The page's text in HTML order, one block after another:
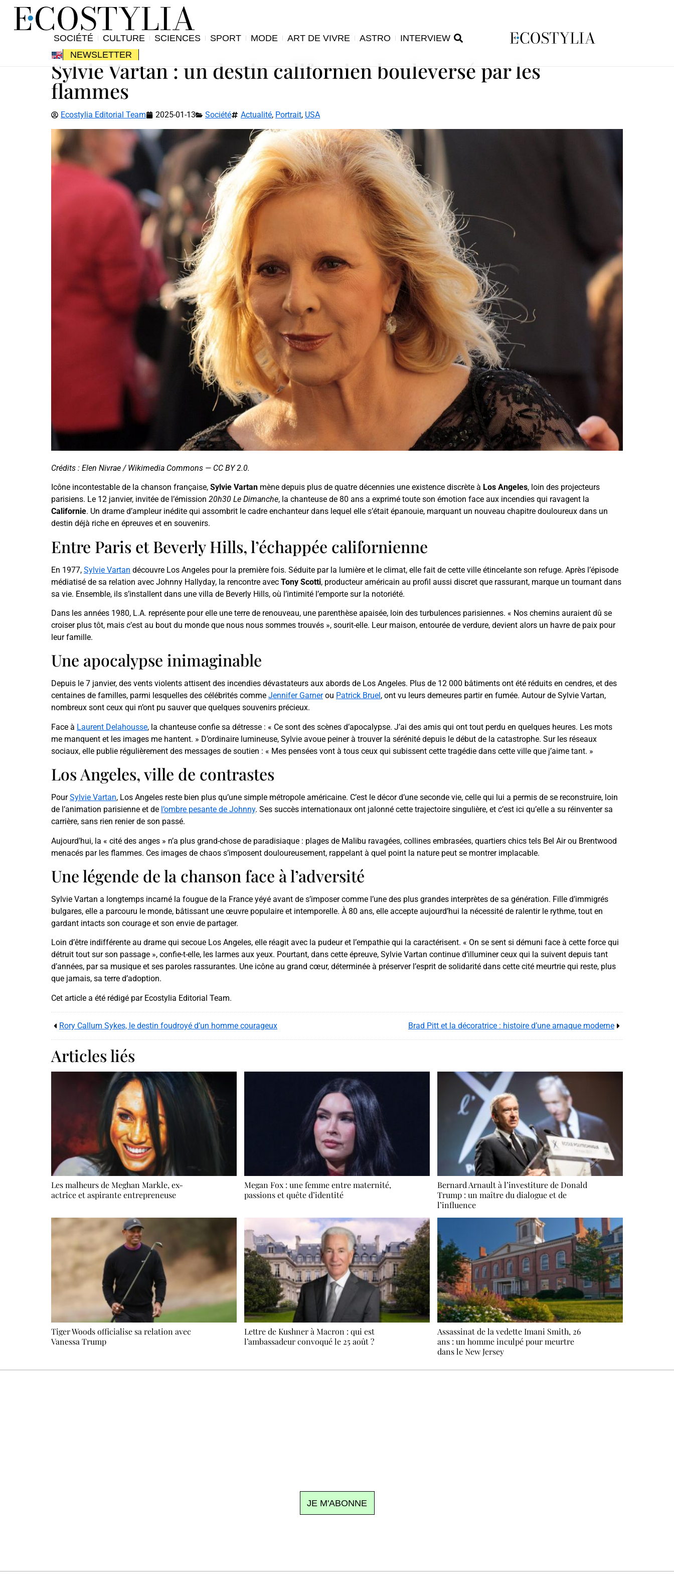
SOCIÉTÉ CULTURE SCIENCES SPORT MODE ART DE VIVRE ASTRO
INTERVIEW
NEWSLETTER
Sylvie Vartan : un destin californien bouleversé par les
flammes
Ecostylia Editorial Team 2025-01-13 Société Actualité, Portrait, USA
Crédits : Elen Nivrae / Wikimedia Commons — CC BY 2.0.
Icône incontestable de la chanson française, Sylvie Vartan mène depuis plus de quatre décennies une existence discrète à Los Angeles, loin des projecteurs
parisiens. Le 12 janvier, invitée de l’émission 20h30 Le Dimanche, la chanteuse de 80 ans a exprimé toute son émotion face aux incendies qui ravagent la
Californie. Un drame d’ampleur inédite qui assombrit le cadre enchanteur dans lequel elle s’était épanouie, marquant un nouveau chapitre douloureux dans un
destin déjà riche en épreuves et en souvenirs.
Entre Paris et Beverly Hills, l’échappée californienne
En 1977, Sylvie Vartan découvre Los Angeles pour la première fois. Séduite par la lumière et le climat, elle fait de cette ville étincelante son refuge. Après l’épisode
médiatisé de sa relation avec Johnny Hallyday, la rencontre avec Tony Scotti, producteur américain au profil aussi discret que rassurant, marque un tournant dans
sa vie. Ensemble, ils s’installent dans une villa de Beverly Hills, où l’intimité l’emporte sur la notoriété.
Dans les années 1980, L.A. représente pour elle une terre de renouveau, une parenthèse apaisée, loin des turbulences parisiennes. « Nos chemins auraient dû se
croiser plus tôt, mais c’est au bout du monde que nous nous sommes trouvés », sourit-elle. Leur maison, entourée de verdure, devient alors un havre de paix pour
leur famille.
Une apocalypse inimaginable
Depuis le 7 janvier, des vents violents attisent des incendies dévastateurs aux abords de Los Angeles. Plus de 12 000 bâtiments ont été réduits en cendres, et des
centaines de familles, parmi lesquelles des célébrités comme Jennifer Garnerou Patrick Bruel , ont vu leurs demeures partir en fumée. Autour de Sylvie Vartan,
nombreux sont ceux qui n’ont pu sauver que quelques souvenirs précieux.
Face à Laurent Delahousse, la chanteuse confie sa détresse : « Ce sont des scènes d’apocalypse. J’ai des amis qui ont tout perdu en quelques heures. Les mots
me manquent et les images me hantent. » D’ordinaire lumineuse, Sylvie avoue peiner à trouver la sérénité depuis le début de la catastrophe. Sur les réseaux
sociaux, elle publie régulièrement des messages de soutien : « Mes pensées vont à tous ceux qui subissent cette tragédie dans cette ville que j’aime tant. »
Los Angeles, ville de contrastes
PourSylvie Vartan, Los Angeles reste bien plus qu’une simple métropole américaine. C’est le décor d’une seconde vie, celle qui lui a permis de se reconstruire, loin
de l’animation parisienne et de l’ombre pesante de Johnny. Ses succès internationaux ont jalonné cette trajectoire singulière, et c’est ici qu’elle a su réinventer sa
carrière, sans rien renier de son passé.
Aujourd’hui, la « cité des anges » n’a plus grand-chose de paradisiaque : plages de Malibu ravagées, collines embrasées, quartiers chics tels Bel Air ou Brentwood
menacés par les flammes. Ces images de chaos s’imposent douloureusement, rappelant à quel point la nature peut se montrer implacable.
Une légende de la chanson face à l’adversité
Sylvie Vartan a longtemps incarné la fougue de la France yéyé avant de s’imposer comme l’une des plus grandes interprètes de sa génération. Fille d’immigrés
bulgares, elle a parcouru le monde, bâtissant une œuvre populaire et intemporelle. À 80 ans, elle accepte aujourd’hui la nécessité de ralentir le rythme, tout en
gardant intacts son courage et son envie de partager.
Loin d’être indifférente au drame qui secoue Los Angeles, elle réagit avec la pudeur et l’empathie qui la caractérisent. « On se sent si démuni face à cette force qui
détruit tout sur son passage », confie-t-elle, les larmes aux yeux. Pourtant, dans cette épreuve, Sylvie Vartan continue d’illuminer ceux qui la suivent depuis tant
d’années, par sa musique et ses paroles rassurantes. Une icône au grand cœur, déterminée à préserver l’esprit de solidarité dans cette cité meurtrie qui reste, plus
que jamais, sa terre d’adoption.
Cet article a été rédigé par Ecostylia Editorial Team.
Rory Callum Sykes, le destin foudroyé d’un homme courageux Brad Pitt et la décoratrice : histoire d’une arnaque moderne
Articles liés
Les malheurs de Meghan Markle, ex-
actrice et aspirante entrepreneuse
Megan Fox : une femme entre maternité,
passions et quête d’identité
Bernard Arnault à l’investiture de Donald
Trump : un maître du dialogue et de
l’influence
Tiger Woods officialise sa relation avec
Vanessa Trump
Lettre de Kushner à Macron : qui est
l’ambassadeur convoqué le 25 août ?
Assassinat de la vedette Imani Smith, 26
ans : un homme inculpé pour meurtre
dans le New Jersey
JE M'ABONNE